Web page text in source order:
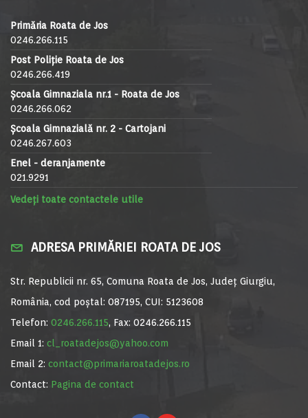
Primăria Roata de Jos
0246.266.115
Post Poliție Roata de Jos
0246.266.419
Școala Gimnaziala nr.1 - Roata de Jos
0246.266.062
Școala Gimnazială nr. 2 - Cartojani
0246.267.603
Enel - deranjamente
021.9291
Vedeți toate contactele utile
ADRESA PRIMĂRIEI ROATA DE JOS
Str. Republicii nr. 65, Comuna Roata de Jos, Județ Giurgiu,
România, cod poștal: 087195, CUI: 5123608
Telefon: 0246.266.115, Fax: 0246.266.115
Email 1: cl_roatadejos@yahoo.com
Email 2: contact@primariaroatadejos.ro
Contact: Pagina de contact